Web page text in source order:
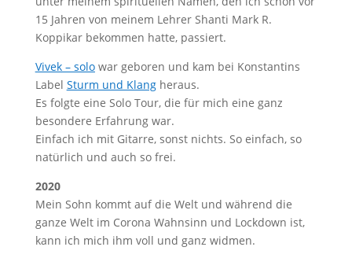
15 Jahren von meinem Lehrer Shanti Mark R.
Koppikar bekommen hatte, passiert.
Vivek – solowar geboren und kam bei Konstantins
Label Sturm und Klangheraus.
Es folgte eine Solo Tour, die für mich eine ganz
besondere Erfahrung war.
Einfach ich mit Gitarre, sonst nichts. So einfach, so
natürlich und auch so frei.
2020
Mein Sohn kommt auf die Welt und während die
ganze Welt im Corona Wahnsinn und Lockdown ist,
kann ich mich ihm voll und ganz widmen.